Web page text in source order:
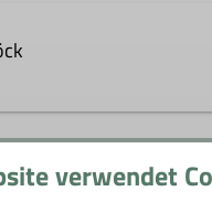
C Bergwandern
verwendet